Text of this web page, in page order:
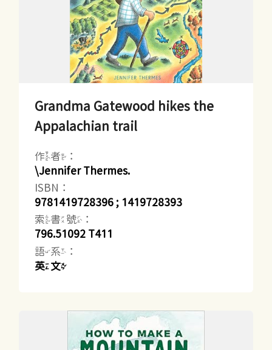
Grandma Gatewood hikes the
Appalachian trail
作者：
\Jennifer Thermes.
ISBN：
9781419728396 ; 1419728393
索書號：
796.51092 T411
語系：
英文